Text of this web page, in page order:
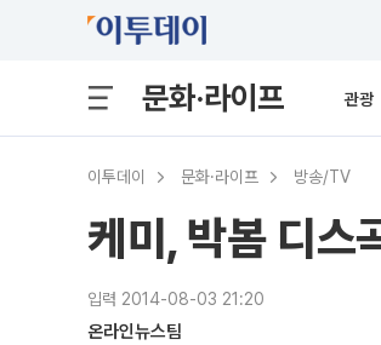
문화·라이프 관광
이투데이 문화·라이프 방송/TV
케미, 박봄 디
입력 2014-08-03 21:20
온라인뉴스팀